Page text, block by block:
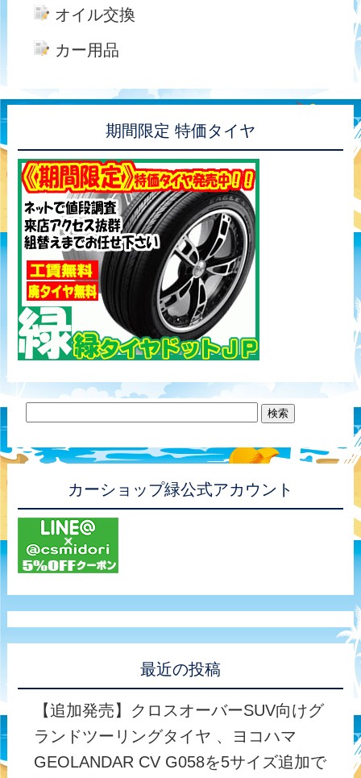
オイル交換
カー用品
期間限定 特価タイヤ
カーショップ緑公式アカウント
最近の投稿
【追加発売】クロスオーバーSUV向けグ
ランドツーリングタイヤ 、ヨコハマ
GEOLANDAR CV G058を5サイズ追加で